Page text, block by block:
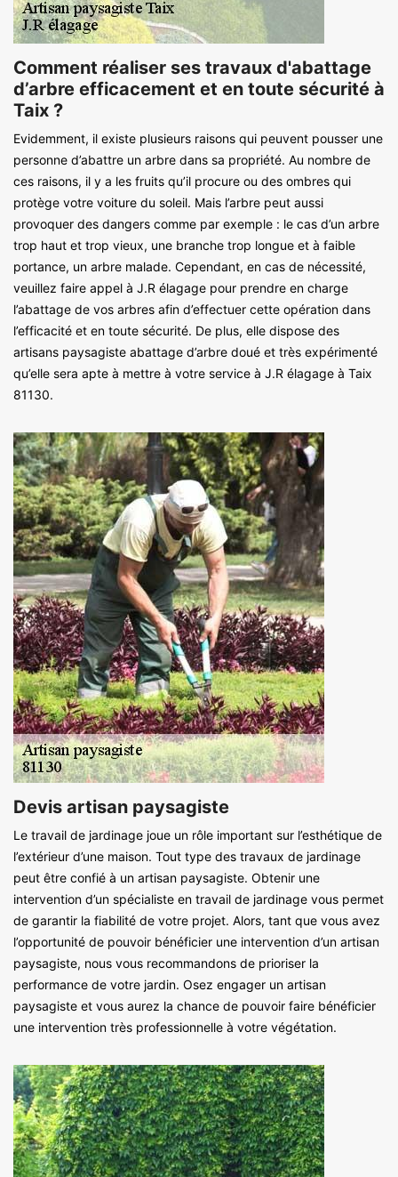
Comment réaliser ses travaux d'abattage
d’arbre efficacement et en toute sécurité à
Taix ?
Evidemment, il existe plusieurs raisons qui peuvent pousser une
personne d’abattre un arbre dans sa propriété. Au nombre de
ces raisons, il y a les fruits qu’il procure ou des ombres qui
protège votre voiture du soleil. Mais l’arbre peut aussi
provoquer des dangers comme par exemple : le cas d’un arbre
trop haut et trop vieux, une branche trop longue et à faible
portance, un arbre malade. Cependant, en cas de nécessité,
veuillez faire appel à J.R élagage pour prendre en charge
l’abattage de vos arbres afin d’effectuer cette opération dans
l’efficacité et en toute sécurité. De plus, elle dispose des
artisans paysagiste abattage d’arbre doué et très expérimenté
qu’elle sera apte à mettre à votre service à J.R élagage à Taix
81130.
Devis artisan paysagiste
Le travail de jardinage joue un rôle important sur l’esthétique de
l’extérieur d’une maison. Tout type des travaux de jardinage
peut être confié à un artisan paysagiste. Obtenir une
intervention d’un spécialiste en travail de jardinage vous permet
de garantir la fiabilité de votre projet. Alors, tant que vous avez
l’opportunité de pouvoir bénéficier une intervention d’un artisan
paysagiste, nous vous recommandons de prioriser la
performance de votre jardin. Osez engager un artisan
paysagiste et vous aurez la chance de pouvoir faire bénéficier
une intervention très professionnelle à votre végétation.